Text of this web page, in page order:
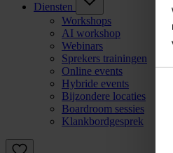
Diensten
Workshops
AI workshop
Webinars
Sprekers trainingen
Online events
Hybride events
Bijzondere locaties
Boardroom sessies
Klankbordgesprek